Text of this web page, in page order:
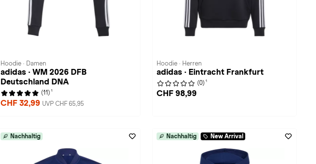
Hoodie · Damen
adidas · WM 2026 DFB
Deutschland DNA
(11) 1
CHF 32,99 UVP CHF 65,95
Hoodie · Herren
adidas · Eintracht Frankfurt
(0) 1
CHF 98,99
Nachhaltig Nachhaltig New Arrival